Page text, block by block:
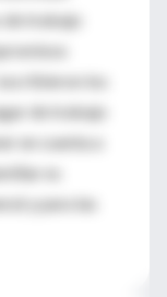
trabajo
los
de trabajo
en cuenta a
es
y para las